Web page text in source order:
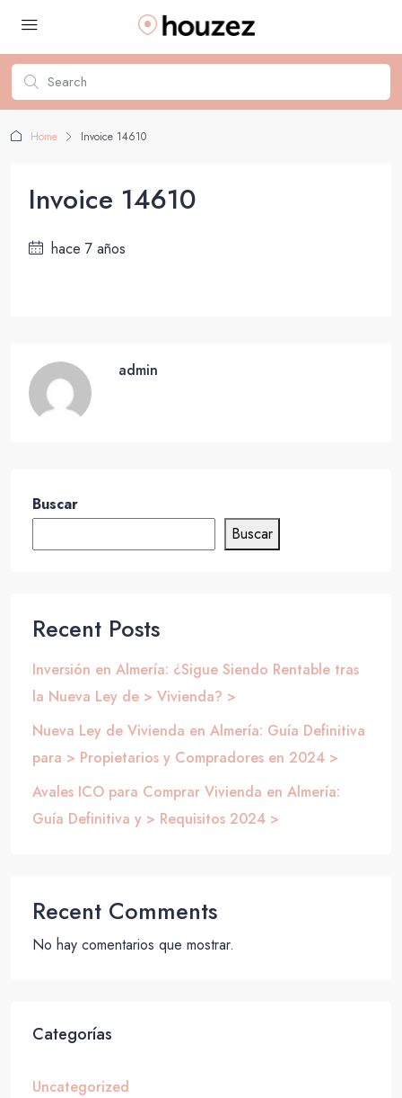
Home Invoice 14610
Invoice 14610
hace 7 años
admin
Buscar
Buscar
Recent Posts
Inversión en Almería: ¿Sigue Siendo Rentable tras
la Nueva Ley de > Vivienda? >
Nueva Ley de Vivienda en Almería: Guía Definitiva
para > Propietarios y Compradores en 2024 >
Avales ICO para Comprar Vivienda en Almería:
Guía Definitiva y > Requisitos 2024 >
Recent Comments
No hay comentarios que mostrar.
Categorías
Uncategorized